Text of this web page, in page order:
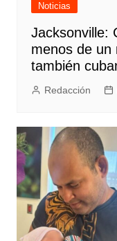
Noticias
Jacksonville:
menos de un
también
Redacción